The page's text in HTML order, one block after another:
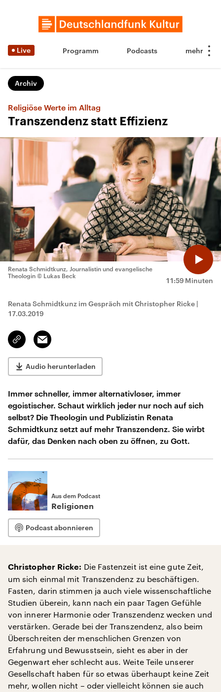
Live Programm Podcasts
Archiv
Religiöse Werte im Alltag
Transzendenz statt Effizienz
11:59 Minuten
Renata Schmidtkunz, Journalistin und evangelische
Theologin © Lukas Beck
Renata Schmidtkunz im Gespräch mit Christopher Ricke |
17.03.2019
Link
kopieren/teilen
Email
Audio herunterladen
Immer schneller, immer alternativloser, immer
egoistischer. Schaut wirklich jeder nur noch auf sich
selbst? Die Theologin und Publizistin Renata
Schmidtkunz setzt auf mehr Transzendenz. Sie wirbt
dafür, das Denken nach oben zu öffnen, zu Gott.
Aus dem Podcast
Religionen
Podcast abonnieren
Christopher Ricke: Die Fastenzeit ist eine gute Zeit,
um sich einmal mit Transzendenz zu beschäftigen.
Fasten, darin stimmen ja auch viele wissenschaftliche
Studien überein, kann nach ein paar Tagen Gefühle
von innerer Harmonie oder Transzendenz wecken und
verstärken. Gerade bei der Transzendenz, also beim
Überschreiten der menschlichen Grenzen von
Erfahrung und Bewusstsein, sieht es aber in der
Gegenwart eher schlecht aus. Weite Teile unserer
Gesellschaft haben für so etwas überhaupt keine Zeit
mehr, wollen nicht – oder vielleicht können sie auch